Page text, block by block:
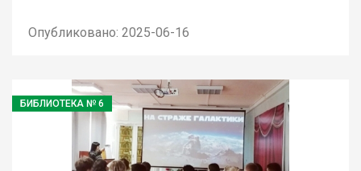
Опубликовано: 2025-06-16
БИБЛИОТЕКА № 6